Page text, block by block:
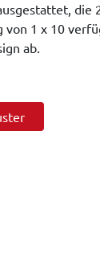
von 1 x 10
ab.